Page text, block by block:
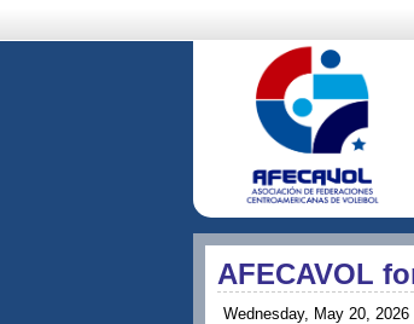
AFECAVOL
Wednesday, May 20, 2026